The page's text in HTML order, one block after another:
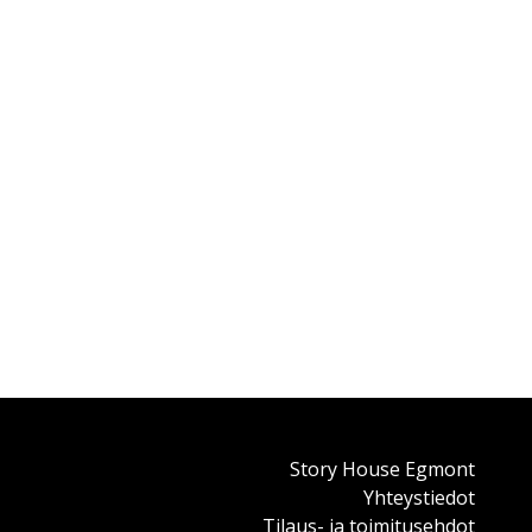
Story House Egmont
Yhteystiedot
Tilaus- ja toimitusehdot